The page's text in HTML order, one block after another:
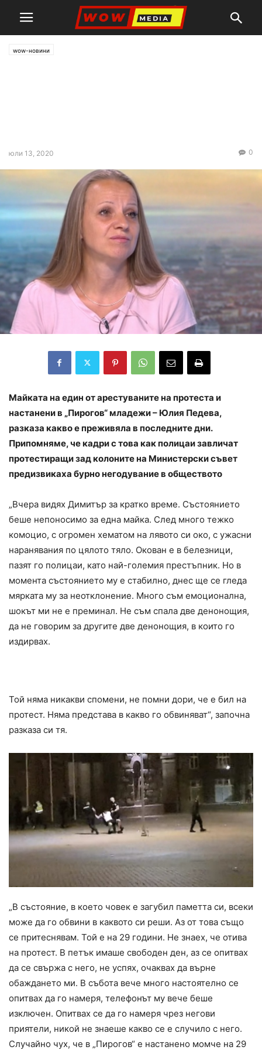
wow-новини
юли 13, 2020 0
Майката на един от арестуваните на протеста и
настанени в „Пирогов“ младежи – Юлия Педева,
разказа какво е преживяла в последните дни.
Припомняме, че кадри с това как полицаи завличат
протестиращи зад колоните на Министерски съвет
предизвикаха бурно негодувание в обществото
„Вчера видях Димитър за кратко време. Състоянието
беше непоносимо за една майка. След много тежко
комоцио, с огромен хематом на лявото си око, с ужасни
наранявания по цялото тяло. Окован е в белезници,
пазят го полицаи, като най-големия престъпник. Но в
момента състоянието му е стабилно, днес ще се гледа
мярката му за неотклонение. Много съм емоционална,
шокът ми не е преминал. Не съм спала две денонощия,
да не говорим за другите две денонощия, в които го
издирвах.
Той няма никакви спомени, не помни дори, че е бил на
протест. Няма представа в какво го обвиняват“, започна
разказа си тя.
„В състояние, в което човек е загубил паметта си, всеки
може да го обвини в каквото си реши. Аз от това също
се притеснявам. Той е на 29 години. Не знаех, че отива
на протест. В петък имаше свободен ден, аз се опитвах
да се свържа с него, не успях, очаквах да върне
обаждането ми. В събота вече много настоятелно се
опитвах да го намеря, телефонът му вече беше
изключен. Опитвах се да го намеря чрез негови
приятели, никой не знаеше какво се е случило с него.
Случайно чух, че в „Пирогов“ е настанено момче на 29